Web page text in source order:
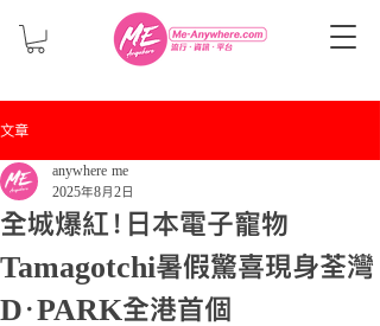
文章
全城爆紅！日本電子寵物
Tamagotchi暑假驚喜現身荃灣
D‧PARK全港首個
anywhere me
2025年8月2日